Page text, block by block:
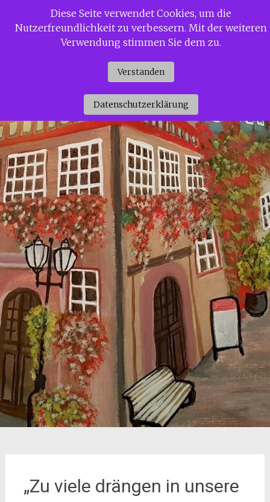
InhaltSiggi Gerdaus Welt
„Zu viele drängen in unsere
Diese Seite verwendet Cookies, um die
Nutzerfreundlichkeit zu verbessern. Mit der weiteren
Verwendung stimmen Sie dem zu.
Verstanden
Datenschutzerklärung